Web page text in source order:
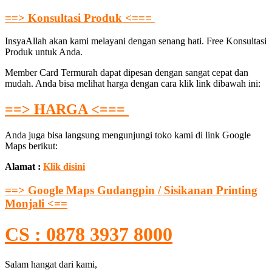
==> Konsultasi Produk <===
InsyaAllah akan kami melayani dengan senang hati. Free Konsultasi
Produk untuk Anda.
Member Card Termurah dapat dipesan dengan sangat cepat dan
mudah. Anda bisa melihat harga dengan cara klik link dibawah ini:
==> HARGA <===
Anda juga bisa langsung mengunjungi toko kami di link Google
Maps berikut:
Alamat : Klik disini
==> Google Maps Gudangpin / Sisikanan Printing
Monjali <==
CS : 0878 3937 8000
Salam hangat dari kami,